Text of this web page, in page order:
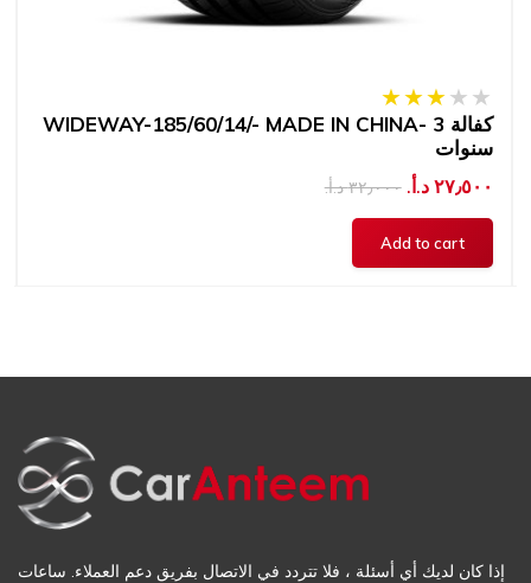
WIDEWAY-185/60/14/- MADE IN CHINA- كفالة 3
سنوات
٣٢٫٠٠٠ د.أ.‏ ٢٧٫٥٠٠ د.أ.‏
إذا كان لديك أي أسئلة ، فلا تتردد في الاتصال بفريق دعم العملاء. ساعات